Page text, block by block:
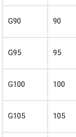
G90 90
G95 95
G100 100
G105 105